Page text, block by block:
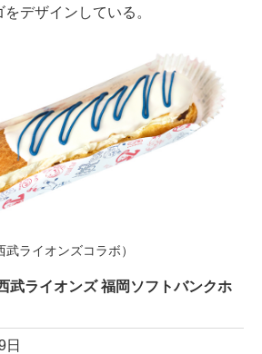
デザインしている。
ライオンズコラボ）
武ライオンズ 福岡ソフトバンクホ
日